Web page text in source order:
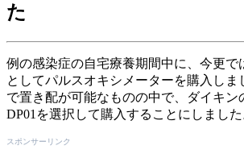
た
例の感染症の自宅療養期間中に、今更で
としてパルスオキシメーターを購入しま
で置き配が可能なものの中で、ダイキン
DP01を選択して購入することにしました
スポンサーリンク